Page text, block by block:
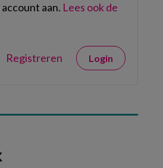
aan. Lees ook de
Registreren Login